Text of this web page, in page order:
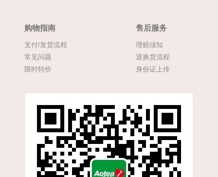
购物指南
支付/发货流程
常见问题
限时特价
售后服务
理赔须知
退换货流程
身份证上传